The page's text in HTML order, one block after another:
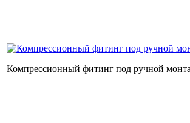
Компрессионный фитинг под ручной